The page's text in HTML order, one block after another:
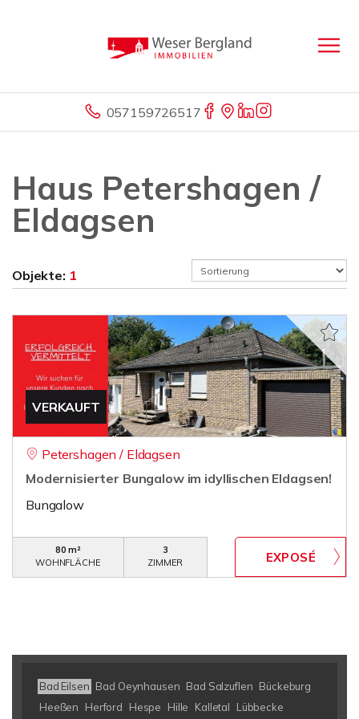
057159726517
Haus Petershagen /
Eldagsen
Objekte: 1
VERKAUFT
Petershagen / Eldagsen
Modernisierter Bungalow im idyllischen Eldagsen!
Bungalow
80 m²
WOHNFLÄCHE
3
ZIMMER
Bad Eilsen Bad Oeynhausen Bad Salzuflen Bückeburg
Heeßen
Herford Hespe Hille Kalletal
Lübbecke